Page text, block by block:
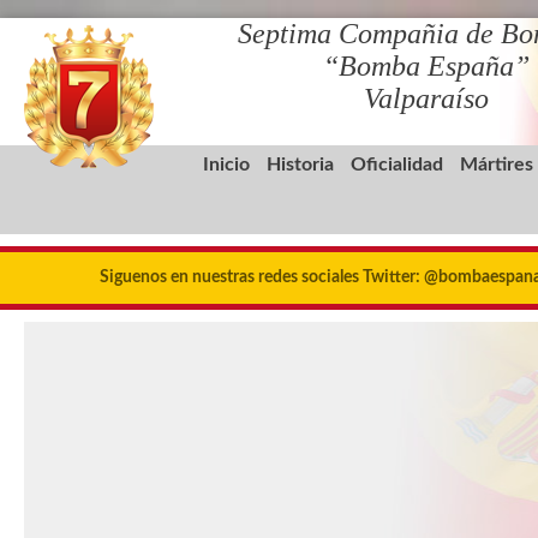
Septima Compañia de
“Bomba España”
Valparaíso
Inicio Historia Oficialidad Mártires
Siguenos en nuestras redes sociales Twitter: